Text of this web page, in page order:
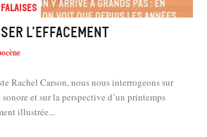
l’effacement
Rachel Carson, nous nous interrogeons sur
et sur la perspective d’un printemps
illustrée...